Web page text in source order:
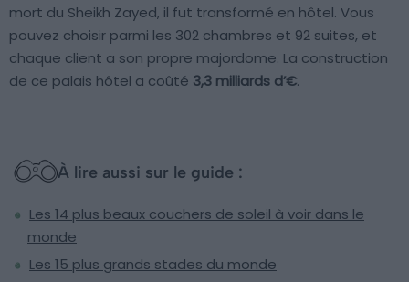
mort du Sheikh Zayed, il fut transformé en hôtel. Vous
pouvez choisir parmi les 302 chambres et 92 suites, et
chaque client a son propre majordome. La construction
de ce palais hôtel a coûté 3,3 milliards d’€.
À lire aussi sur le guide :
Les 14 plus beaux couchers de soleil à voir dans le
monde
Les 15 plus grands stades du monde